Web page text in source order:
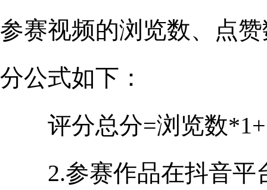
参赛视频的浏览数、点
分公式如下：
评分总分=浏览数*1+
2.参赛作品在抖音平